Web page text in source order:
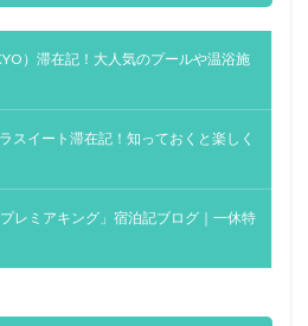
）滞在記！大人気のプールや温浴施
スイート滞在記！知っておくと楽しく
レミアキング」宿泊記ブログ｜一休特